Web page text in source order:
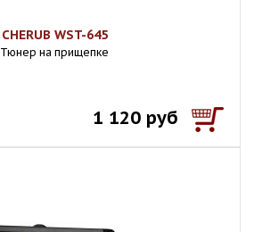
CHERUB WST-645
Тюнер на прищепке
1 120 руб